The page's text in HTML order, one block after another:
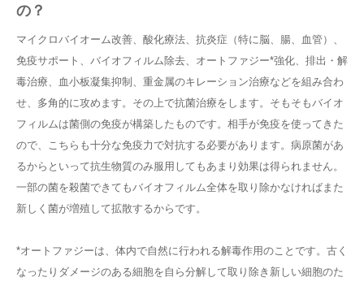
の？
マイクロバイオーム改善、酸化療法、抗炎症（特に脳、腸、血管）、
免疫サポート、バイオフィルム除去、オートファジー*強化、排出・解
毒治療、血小板凝集抑制、重金属のキレーション治療などを組み合わ
せ、多角的に攻めます。その上で抗菌治療をします。そもそもバイオ
フィルムは菌側の免疫が構築したものです。相手が免疫を使ってきた
ので、こちらも十分な免疫力で対抗する必要があります。病原菌があ
るからといって抗生物質のみ服用してもあまり効果は得られません。
一部の菌を殺菌できてもバイオフィルム全体を取り除かなければまた
新しく菌が増殖して拡散するからです。
*オートファジーは、体内で自然に行われる解毒作用のことです。古く
なったりダメージのある細胞を自ら分解して取り除き新しい細胞のた